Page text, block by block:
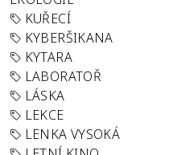
KUŘECÍ
KYBERŠIKANA
KYTARA
LABORATOŘ
LÁSKA
LEKCE
LENKA VYSOKÁ